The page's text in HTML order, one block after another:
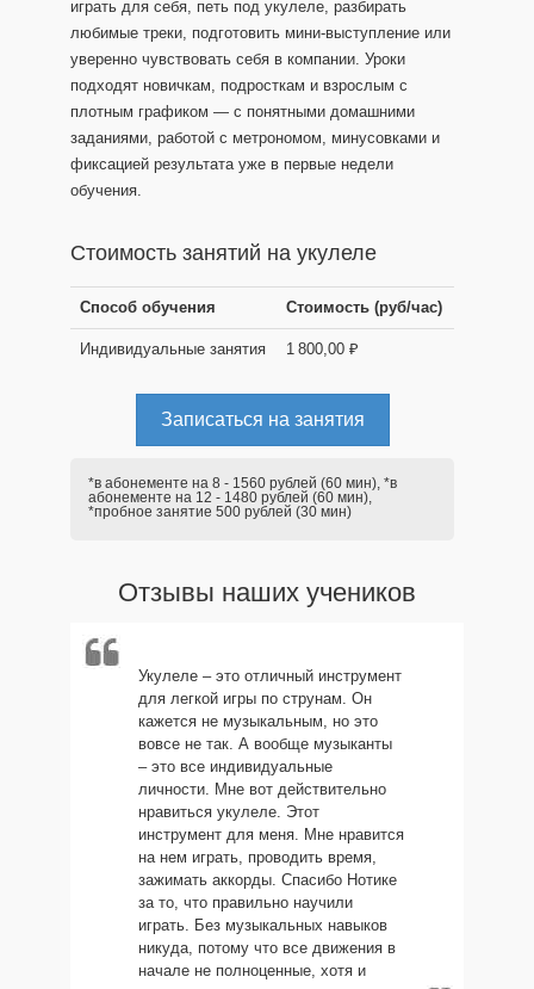
играть для себя, петь под укулеле, разбирать
любимые треки, подготовить мини-выступление или
уверенно чувствовать себя в компании. Уроки
подходят новичкам, подросткам и взрослым с
плотным графиком — с понятными домашними
заданиями, работой с метрономом, минусовками и
фиксацией результата уже в первые недели
обучения.
Стоимость занятий на укулеле
Способ обучения Стоимость (руб/час)
Индивидуальные занятия 1 800,00 ₽
Записаться на занятия
*в абонементе на 8 - 1560 рублей (60 мин), *в
абонементе на 12 - 1480 рублей (60 мин),
*пробное занятие 500 рублей (30 мин)
Отзывы наших учеников
Укулеле – это отличный инструмент
для легкой игры по струнам. Он
кажется не музыкальным, но это
вовсе не так. А вообще музыканты
– это все индивидуальные
личности. Мне вот действительно
нравиться укулеле. Этот
инструмент для меня. Мне нравится
на нем играть, проводить время,
зажимать аккорды. Спасибо Нотике
за то, что правильно научили
играть. Без музыкальных навыков
никуда, потому что все движения в
начале не полноценные, хотя и